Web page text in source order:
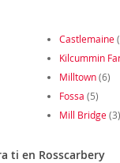
Castlemaine
Kilcummin
Milltown(6)
Fossa (5)
Mill Bridge(3)
ti en Rosscarbery